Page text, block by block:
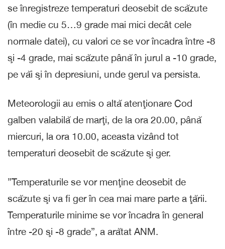
se înregistreze temperaturi deosebit de scăzute
(în medie cu 5…9 grade mai mici decât cele
normale datei), cu valori ce se vor încadra între -8
şi -4 grade, mai scăzute până în jurul a -10 grade,
pe văi şi în depresiuni, unde gerul va persista.
Meteorologii au emis o altă atenţionare Cod
galben valabilă de marţi, de la ora 20.00, până
miercuri, la ora 10.00, aceasta vizând tot
temperaturi deosebit de scăzute şi ger.
”Temperaturile se vor menţine deosebit de
scăzute şi va fi ger în cea mai mare parte a ţării.
Temperaturile minime se vor încadra în general
între -20 şi -8 grade”, a arătat ANM.